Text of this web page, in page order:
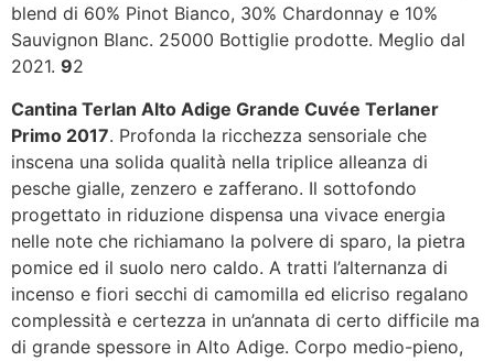
blend di 60% Pinot Bianco, 30% Chardonnay e 10%
Sauvignon Blanc. 25000 Bottiglie prodotte. Meglio dal
2021. 92
Cantina Terlan Alto Adige Grande Cuvée Terlaner
Primo 2017. Profonda la ricchezza sensoriale che
inscena una solida qualità nella triplice alleanza di
pesche gialle, zenzero e zafferano. Il sottofondo
progettato in riduzione dispensa una vivace energia
nelle note che richiamano la polvere di sparo, la pietra
pomice ed il suolo nero caldo. A tratti l’alternanza di
incenso e fiori secchi di camomilla ed elicriso regalano
complessità e certezza in un’annata di certo difficile ma
di grande spessore in Alto Adige. Corpo medio-pieno,